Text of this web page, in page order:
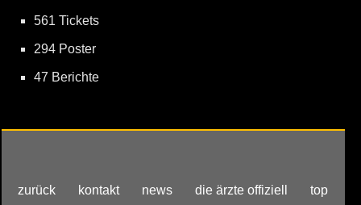
561 Tickets
294 Poster
47 Berichte
zurück kontakt news die ärzte offiziell top